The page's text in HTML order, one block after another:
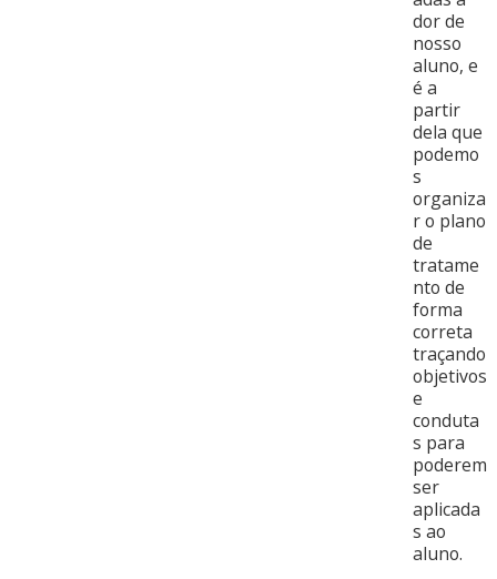
dor de
nosso
aluno, e
é a
partir
dela que
podemo
s
organiza
r o plano
de
tratame
nto de
forma
correta
traçando
objetivos
e
conduta
s para
poderem
ser
aplicada
s ao
aluno.